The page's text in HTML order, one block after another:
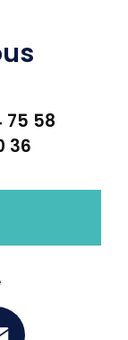
75 58
36